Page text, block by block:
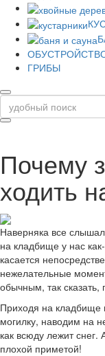
ГРИБЫ
Почему
ходить
Наверняка все
на кладбище у нас
касается
нежелательные
обычным, так сказать,
Приходя на кладбище
могилку, наводим на
как всюду лежит снег.
плохой приметой!